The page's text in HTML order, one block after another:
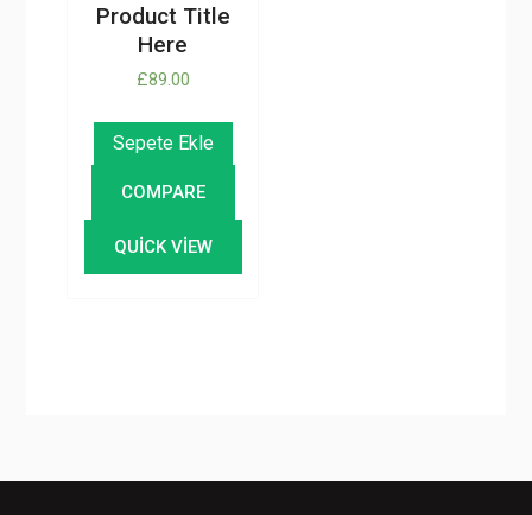
Product Title
Here
£89.00
Sepete Ekle
COMPARE
QUICK VIEW